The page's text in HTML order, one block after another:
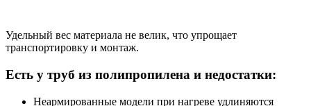
Удельный вес материала не велик, что упрощает
транспортировку и монтаж.
Есть у труб из полипропилена и недостатки:
Неармированные модели при нагреве удлиняются